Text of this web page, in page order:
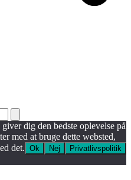
dig den bedste oplevelse på
med at bruge dette websted,
det. Ok Nej Privatlivspolitik